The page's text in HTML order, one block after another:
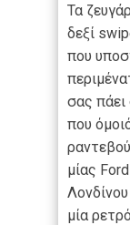
Τα
δεξί
που
σας
που
μίας
μία